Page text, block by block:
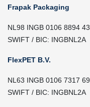
Frapak Packaging
NL98 INGB 0106 8894 43
SWIFT / BIC: INGBNL2A
FlexPET B.V.
NL63 INGB 0106 7317 69
SWIFT / BIC: INGBNL2A